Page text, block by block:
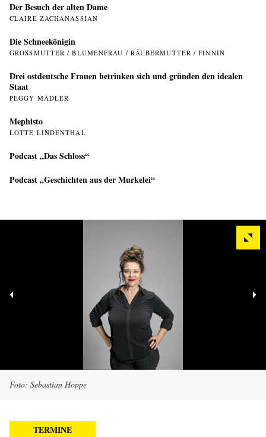
Der Besuch der alten Dame
CLAIRE ZACHANASSIAN
Die Schneekönigin
GROSSMUTTER / BLUMENFRAU / RÄUBERMUTTER / FINNIN
Drei ostdeutsche Frauen betrinken sich und gründen den idealen
Staat
PEGGY MÄDLER
Mephisto
LOTTE LINDENTHAL
Podcast „Das Schloss“
Podcast „Geschichten aus der Murkelei“
Foto: Sebastian Hoppe
TERMINE